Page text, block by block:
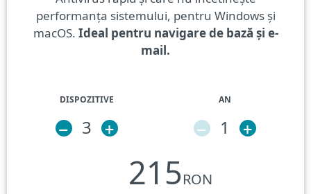
performanța sistemului, pentru Windows și
macOS. Ideal pentru navigare de bază și e-
mail.
DISPOZITIVE
– 3 +
AN
– 1 +
215RON